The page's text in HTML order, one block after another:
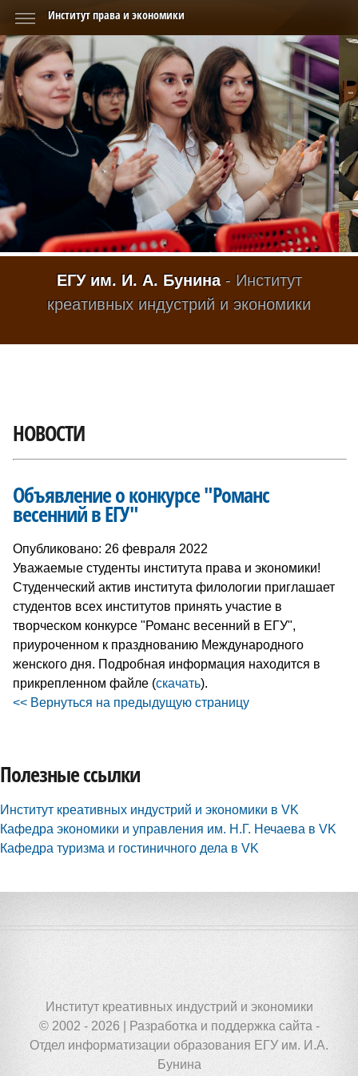
ЕГУ им. И. А. Бунина- Институт
креативных индустрий и экономики
НОВОСТИ
Объявление о конкурсе "Романс
весенний в ЕГУ"
Опубликовано: 26 февраля 2022
Уважаемые студенты института права и экономики!
Студенческий актив института филологии приглашает
студентов всех институтов принять участие в
творческом конкурсе "Романс весенний в ЕГУ",
приуроченном к празднованию Международного
женского дня. Подробная информация находится в
прикрепленном файле (скачать).
<< Вернуться на предыдущую страницу
Полезные ссылки
Институт креативных индустрий и экономики в VK
Кафедра экономики и управления им. Н.Г. Нечаева в VK
Кафедра туризма и гостиничного дела в VK
Институт креативных индустрий и экономики
© 2002 - 2026 | Разработка и поддержка сайта -
Отдел информатизации образования ЕГУ им. И.А.
Бунина
Институт права и экономики